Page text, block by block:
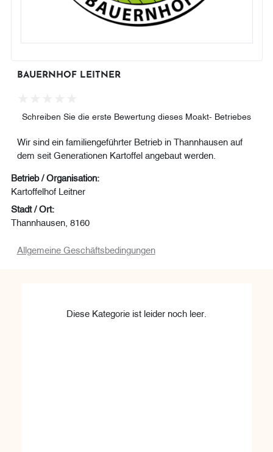
BAUERNHOF LEITNER
Schreiben Sie die erste Bewertung dieses Moakt- Betriebes
Wir sind ein familiengeführter Betrieb in Thannhausen auf
dem seit Generationen Kartoffel angebaut werden.
Betrieb / Organisation:
Kartoffelhof Leitner
Stadt / Ort:
Thannhausen, 8160
Allgemeine Geschäftsbedingungen
Diese Kategorie ist leider noch leer.